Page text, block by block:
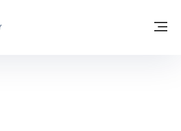
FOR TRADE - GROUP WEBSITE